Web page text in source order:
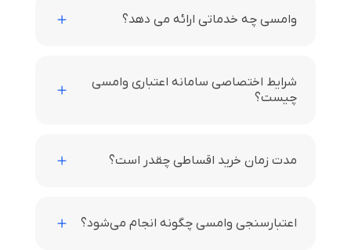
وامسی چه خدماتی ارائه می دهد؟
شرایط اختصاصی سامانه اعتباری وامسی
چیست؟
مدت زمان خرید اقساطی چقدر است؟
اعتبارسنجی وامسی چگونه انجام می‌شود؟